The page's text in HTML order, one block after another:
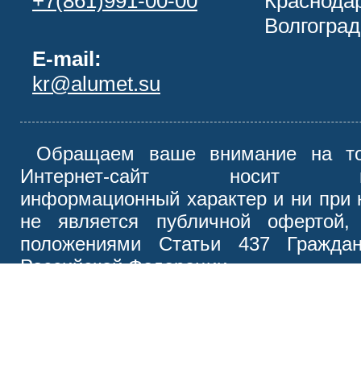
E-mail:
kr@alumet.su
Обращаем ваше внимание на
Интернет-сайт носит
информационный характер и ни при
не является публичной офертой,
положениями Статьи 437
Российской Федерации.